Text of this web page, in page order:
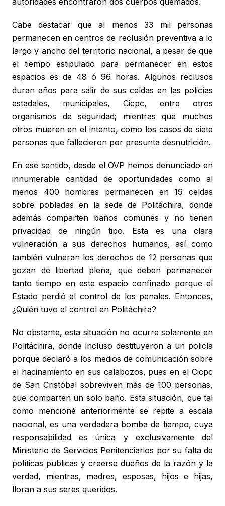
Cabe destacar que al menos 33 mil personas
permanecen en centros de reclusión preventiva a lo
largo y ancho del territorio nacional, a pesar de que
el tiempo estipulado para permanecer en estos
espacios es de 48 ó 96 horas. Algunos reclusos
duran años para salir de sus celdas en las policías
estadales, municipales, Cicpc, entre otros
organismos de seguridad; mientras que muchos
otros mueren en el intento, como los casos de siete
personas que fallecieron por presunta desnutrición.
En ese sentido, desde el OVP hemos denunciado en
innumerable cantidad de oportunidades como al
menos 400 hombres permanecen en 19 celdas
sobre pobladas en la sede de Politáchira, donde
además comparten baños comunes y no tienen
privacidad de ningún tipo. Esta es una clara
vulneración a sus derechos humanos, así como
también vulneran los derechos de 12 personas que
gozan de libertad plena, que deben permanecer
tanto tiempo en este espacio confinado porque el
Estado perdió el control de los penales. Entonces,
¿Quién tuvo el control en Politáchira?
No obstante, esta situación no ocurre solamente en
Politáchira, donde incluso destituyeron a un policía
porque declaró a los medios de comunicación sobre
el hacinamiento en sus calabozos, pues en el Cicpc
de San Cristóbal sobreviven más de 100 personas,
que comparten un solo baño. Esta situación, que tal
como mencioné anteriormente se repite a escala
nacional, es una verdadera bomba de tiempo, cuya
responsabilidad es única y exclusivamente del
Ministerio de Servicios Penitenciarios por su falta de
políticas publicas y creerse dueños de la razón y la
verdad, mientras, madres, esposas, hijos e hijas,
lloran a sus seres queridos.